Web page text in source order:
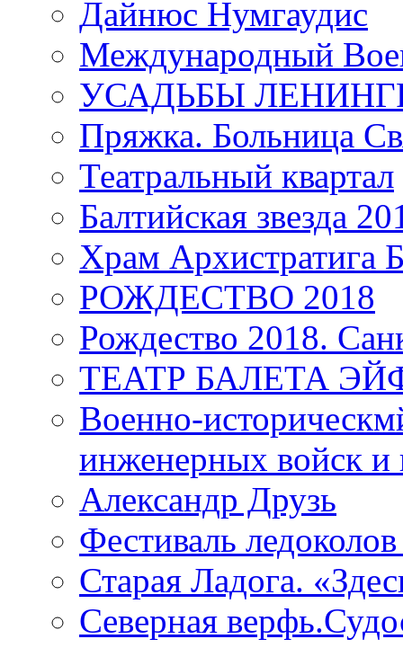
Дайнюс Нумгаудис
Международный
УСАДЬБЫ
Пряжка. Больница
Театральный квартал
Балтийская звезда
Храм
РОЖДЕСТВО 2018
Рождество 2018.
ТЕАТР БАЛЕТА
Военно-
инженерных войск и
Александр Друзь
Фестиваль
Старая Ладога.
Северная